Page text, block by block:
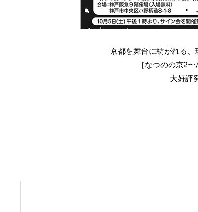
京都を舞台に紡がれる、
［なつのの京2
大好評